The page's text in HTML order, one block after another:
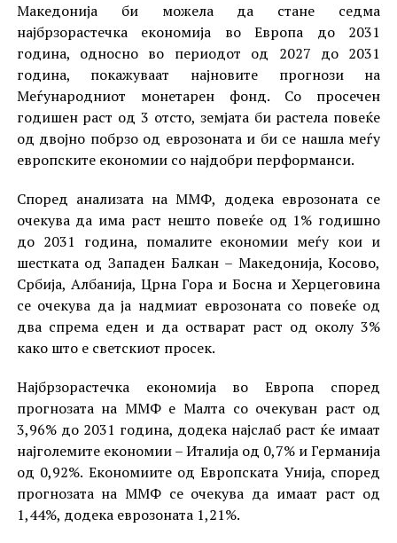
Македонија би можела да стане седма
најбрзорастечка економија во Европа до 2031
година, односно во периодот од 2027 до 2031
година, покажуваат најновите прогнози на
Меѓународниот монетарен фонд. Со просечен
годишен раст од 3 отсто, земјата би растела повеќе
од двојно побрзо од еврозоната и би се нашла меѓу
европските економии со најдобри перформанси.
Според анализата на ММФ, додека еврозоната се
очекува да има раст нешто повеќе од 1% годишно
до 2031 година, помалите економии меѓу кои и
шестката од Западен Балкан – Македонија, Косово,
Србија, Албанија, Црна Гора и Босна и Херцеговина
се очекува да ја надмиат еврозоната со повеќе од
два спрема еден и да остварат раст од околу 3%
како што е светскиот просек.
Најбрзорастечка економија во Европа според
прогнозата на ММФ е Малта со очекуван раст од
3,96% до 2031 година, додека најслаб раст ќе имаат
најголемите економии – Италија од 0,7% и Германија
од 0,92%. Економиите од Европската Унија, според
прогнозата на ММФ се очекува да имаат раст од
1,44%, додека еврозоната 1,21%.